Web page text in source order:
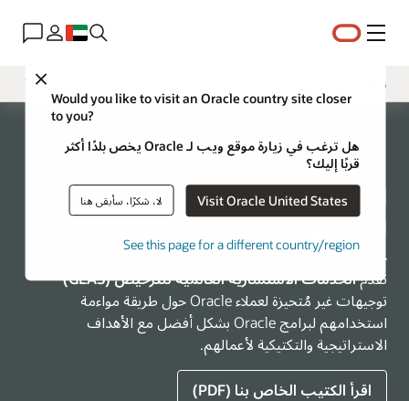
القائمة
Close
Would you like to visit an Oracle country site closer
to you?
هل ترغب في زيارة موقع ويب لـ Oracle يخص بلدًا أكثر
قربًا إليك؟
Visit Oracle United States لا، شكرًا، سأبقى هنا
See this page for a different country/region
نظرة عامة
الأدوات
برنامج VSAM
الخدمات الاستشارية العالمية
للترخيص (GLAS)
حقق وضوحًا بشأن نشر برامج Oracle وحسِّن من استثماراتك.
تقدمالخدمات الاستشارية العالمية للترخيص (GLAS)
توجيهات غير مُتحيزة لعملاء Oracle حول طريقة مواءمة
استخدامهم لبرامج Oracle بشكل أفضل مع الأهداف
الاستراتيجية والتكتيكية لأعمالهم.
اقرأ الكتيب الخاص بنا (PDF)